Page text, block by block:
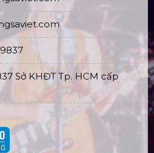
Sở KHĐT Tp. HCM cấp